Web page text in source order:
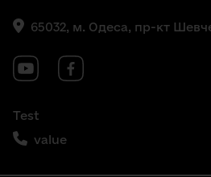
65032, м. Одеса, пр-кт
Test
value